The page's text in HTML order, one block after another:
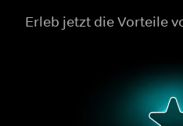
Erleb jetzt die Vorteile